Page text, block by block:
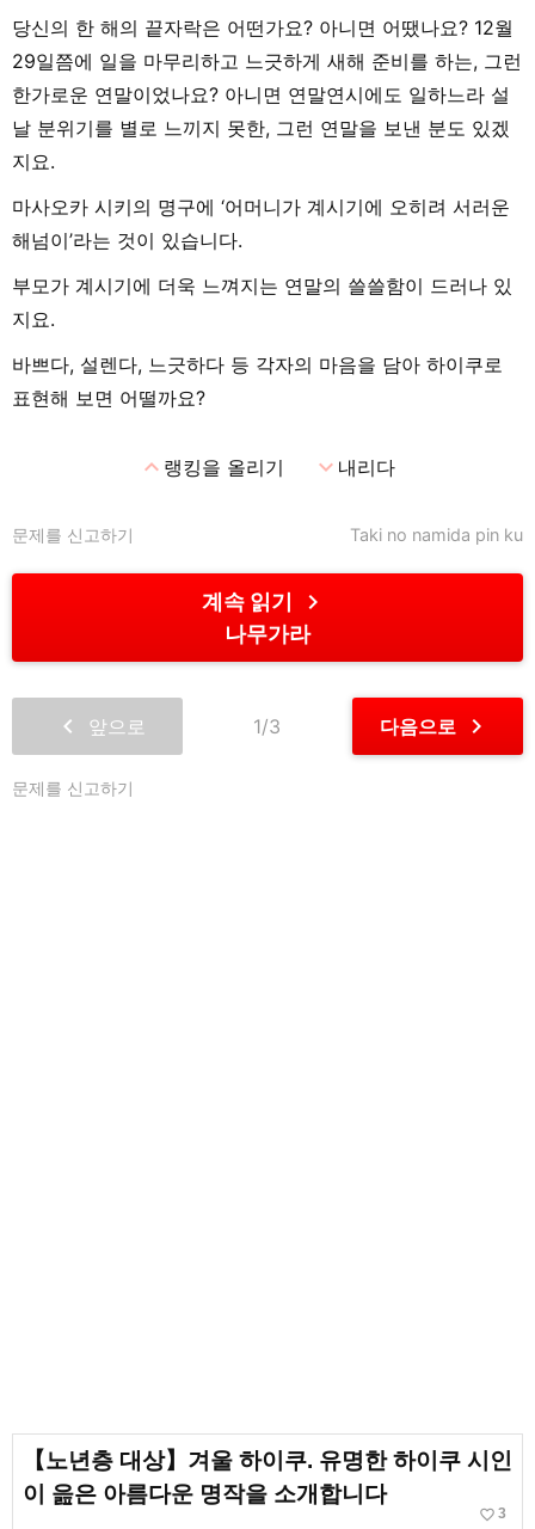
당신의 한 해의 끝자락은 어떤가요? 아니면 어땠나요? 12월
29일쯤에 일을 마무리하고 느긋하게 새해 준비를 하는, 그런
한가로운 연말이었나요? 아니면 연말연시에도 일하느라 설
날 분위기를 별로 느끼지 못한, 그런 연말을 보낸 분도 있겠
지요.
마사오카 시키의 명구에 ‘어머니가 계시기에 오히려 서러운
해넘이’라는 것이 있습니다.
부모가 계시기에 더욱 느껴지는 연말의 쓸쓸함이 드러나 있
지요.
바쁘다, 설렌다, 느긋하다 등 각자의 마음을 담아 하이쿠로
표현해 보면 어떨까요?
expand_less랭킹을 올리기 expand_more내리다
Taki no namida pin ku
문제를 신고하기
계속 읽기 chevron_right
나무가라
chevron_left 앞으로 1/3 다음으로 chevron_right
문제를 신고하기
【노년층 대상】겨울 하이쿠. 유명한 하이쿠 시인
이 읊은 아름다운 명작을 소개합니다
favorite_border 3